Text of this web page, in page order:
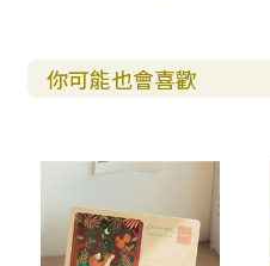
你可能也會喜歡